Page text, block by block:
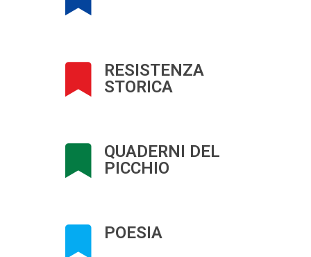
RESISTENZA
STORICA
QUADERNI DEL
PICCHIO
POESIA